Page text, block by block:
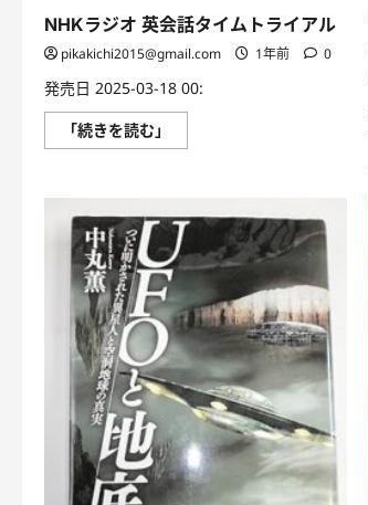
NHKラジオ 英会話タイムトライアル
pikakichi2015@gmail.com 1年前 0
発売日 2025-03-18 00:
「続きを読む」
ラ
話
タ
イ
ム
ト
ラ
イ
ア
ル
つ
い
て
ら
に
読
む